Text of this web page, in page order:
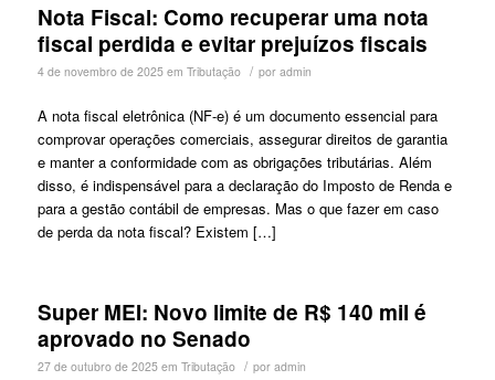
Nota Fiscal: Como recuperar uma nota
fiscal perdida e evitar prejuízos fiscais
4 de novembro de 2025 em Tributação / por admin
A nota fiscal eletrônica (NF-e) é um documento essencial para
comprovar operações comerciais, assegurar direitos de garantia
e manter a conformidade com as obrigações tributárias. Além
disso, é indispensável para a declaração do Imposto de Renda e
para a gestão contábil de empresas. Mas o que fazer em caso
de perda da nota fiscal? Existem […]
Super MEI: Novo limite de R$ 140 mil é
aprovado no Senado
27 de outubro de 2025 em Tributação / por admin